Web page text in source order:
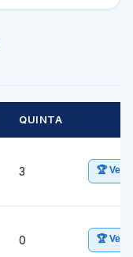
QUINTA
3 🏆 Ver
0 🏆 Ver